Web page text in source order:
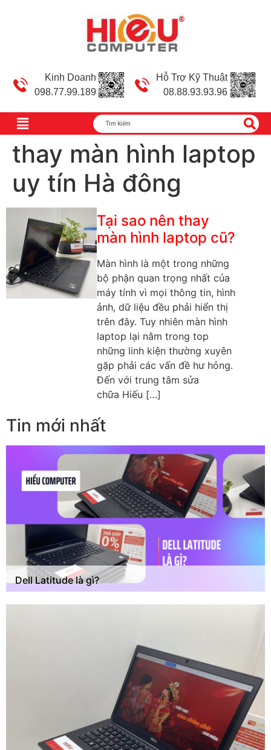
Kinh Doanh
098.77.99.189
Hỗ Trợ Kỹ Thuật
08.88.93.93.96
thay màn hình laptop
uy tín Hà đông
Tại sao nên thay
màn hình laptop cũ?
Màn hình là một trong những
bộ phận quan trọng nhất của
máy tính vì mọi thông tin, hình
ảnh, dữ liệu đều phải hiển thị
trên đây. Tuy nhiên màn hình
laptop lại nằm trong top
những linh kiện thường xuyên
gặp phải các vấn đề hư hỏng.
Đến với trung tâm sửa
chữa Hiếu […]
Tin mới nhất
Dell Latitude là gì?